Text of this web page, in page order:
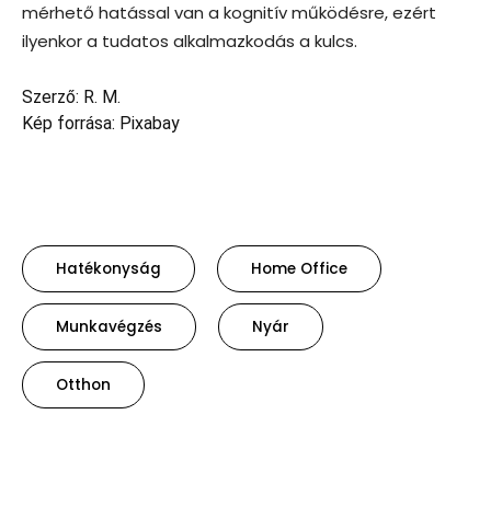
mérhető hatással van a kognitív működésre, ezért
ilyenkor a tudatos alkalmazkodás a kulcs.
Szerző: R. M.
Kép forrása: Pixabay
Hatékonyság Home Office
Munkavégzés Nyár
Otthon